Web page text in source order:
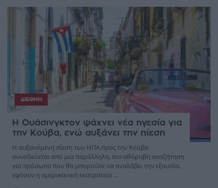
ΔΙΕΘΝΉ
Η Ουάσινγκτον ψάχνει νέα ηγεσία για
την Κούβα, ενώ αυξάνει την πίεση
Η αυξανόμενη πίεση των ΗΠΑ προς την Κούβα
συνοδεύεται από μια παράλληλη, πιο αθόρυβη αναζήτηση
για πρόσωπο που θα μπορούσε να αναλάβει την εξουσία,
εφόσον η αμερικανική εκστρατεία ...